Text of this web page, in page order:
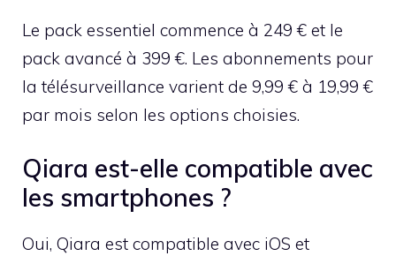
Le pack essentiel commence à 249 € et le
pack avancé à 399 €. Les abonnements pour
la télésurveillance varient de 9,99 € à 19,99 €
par mois selon les options choisies.
Qiara est-elle compatible avec
les smartphones ?
Oui, Qiara est compatible avec iOS et